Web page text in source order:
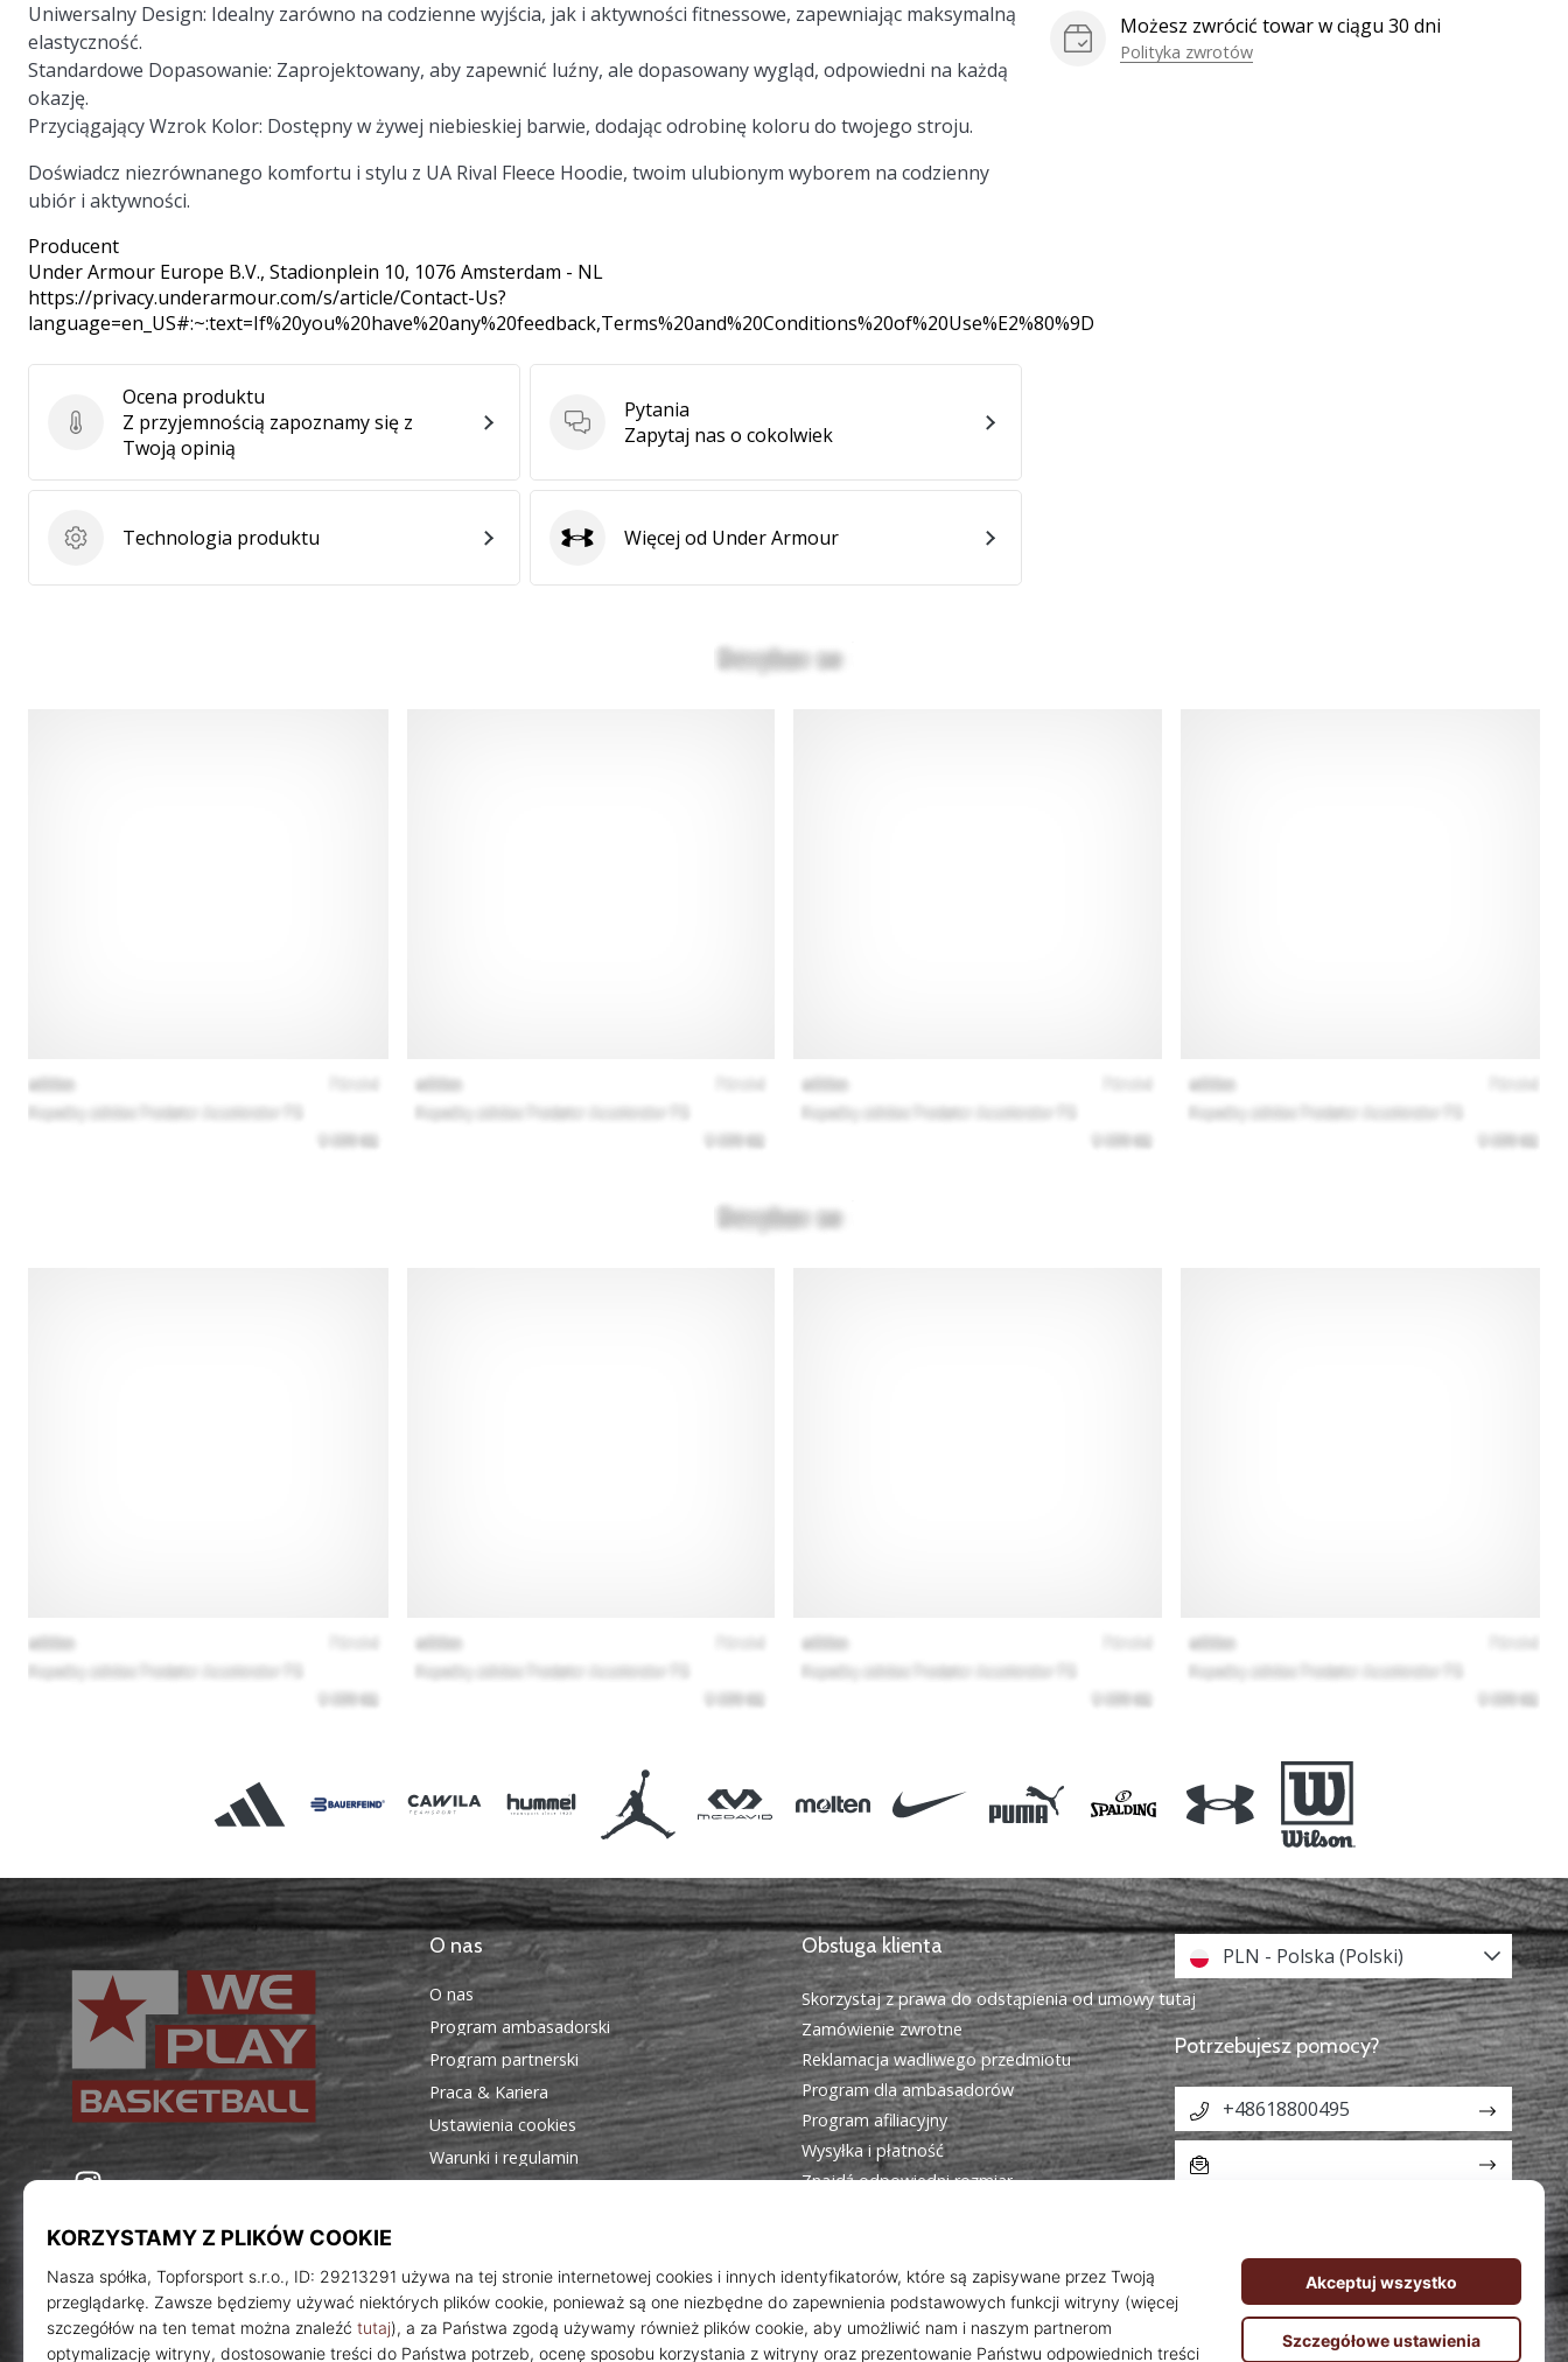
Możesz zwrócić towar w ciągu 30 dni
Polityka zwrotów
Uniwersalny Design: Idealny zarówno na codzienne wyjścia, jak i aktywności fitnessowe, zapewniając maksymalną
elastyczność.
Standardowe Dopasowanie: Zaprojektowany, aby zapewnić luźny, ale dopasowany wygląd, odpowiedni na każdą
okazję.
Przyciągający Wzrok Kolor: Dostępny w żywej niebieskiej barwie, dodając odrobinę koloru do twojego stroju.
Doświadcz niezrównanego komfortu i stylu z UA Rival Fleece Hoodie, twoim ulubionym wyborem na codzienny
ubiór i aktywności.
Producent
Under Armour Europe B.V., Stadionplein 10, 1076 Amsterdam - NL
https://privacy.underarmour.com/s/article/Contact-Us?
language=en_US#:~:text=If%20you%20have%20any%20feedback,Terms%20and%20Conditions%20of%20Use%E2%80%9D
Ocena produktu
Ocena produktu
Z przyjemnością zapoznamy się z
Twoją opinią
Pytania
Pytania
Zapytaj nas o cokolwiek
Technologia produktu
Technologia produktu Under Armour
Więcej od Under Armour
WePlayBasketball.pl
Instagram
O nas
O nas
Program ambasadorski
Program partnerski
Praca & Kariera
Ustawienia cookies
Warunki i regulamin
Obsługa klienta
Skorzystaj z prawa do odstąpienia od umowy tutaj
Zamówienie zwrotne
Reklamacja wadliwego przedmiotu
Program dla ambasadorów
Program afiliacyjny
Wysyłka i płatność
Znajdź odpowiedni rozmiar
Polityka prywatności
PLN - Polska (Polski)
Potrzebujesz pomocy?
+48618800495